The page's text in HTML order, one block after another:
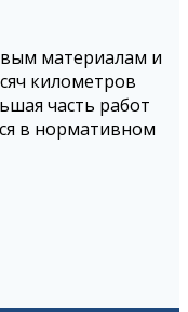
материалам и
километров
часть работ
в нормативном